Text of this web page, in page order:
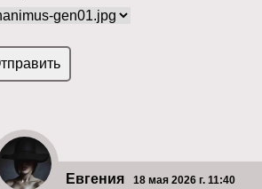
Евгения 18 мая 2026 г. 11:40